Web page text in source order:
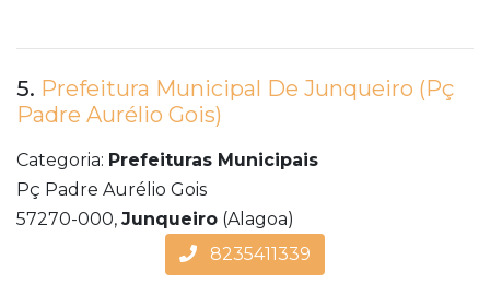
5. Prefeitura Municipal De Junqueiro (Pç
Padre Aurélio Gois)
Categoria: Prefeituras Municipais
Pç Padre Aurélio Gois
57270-000, Junqueiro (Alagoa)
8235411339